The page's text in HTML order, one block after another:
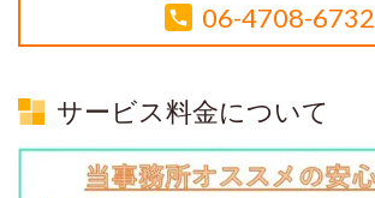
06-4708-6732
サービス料金について